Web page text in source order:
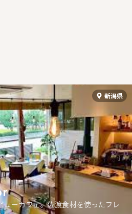
新潟県
ーカフェ。佐渡食材を使ったフレ